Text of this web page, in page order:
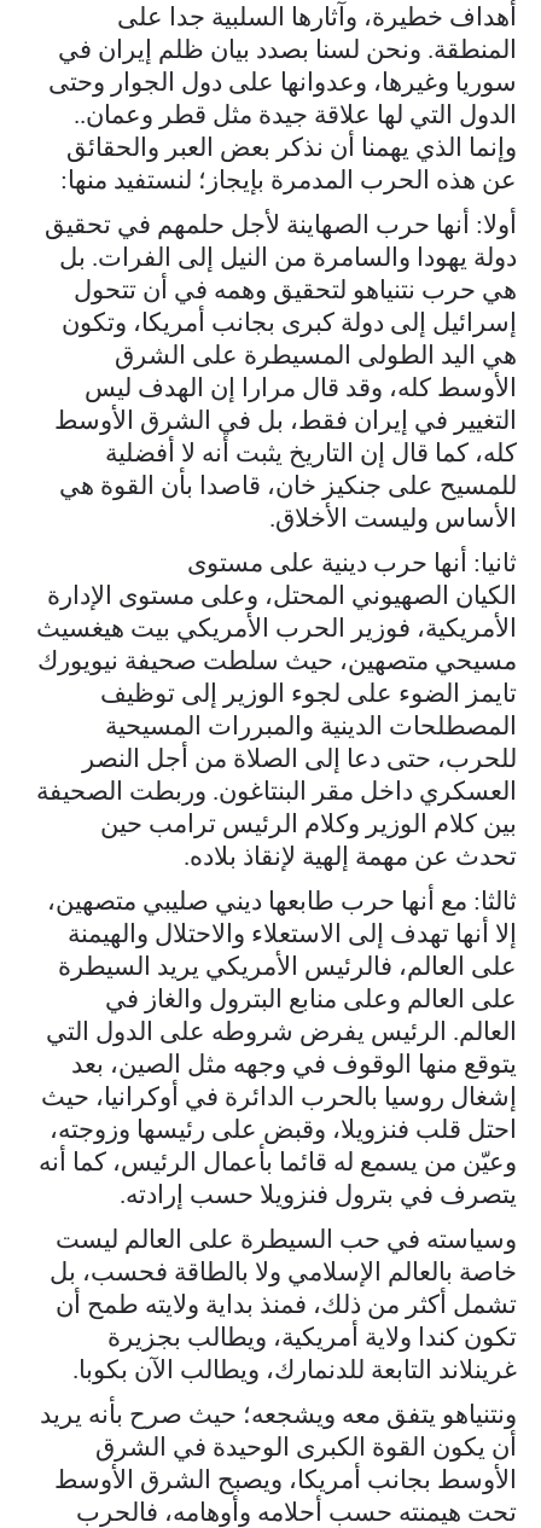
أهداف خطيرة، وآثارها السلبية جدا على
المنطقة. ونحن لسنا بصدد بيان ظلم إيران في
سوريا وغيرها، وعدوانها على دول الجوار وحتى
الدول التي لها علاقة جيدة مثل قطر وعمان..
وإنما الذي يهمنا أن نذكر بعض العبر والحقائق
عن هذه الحرب المدمرة بإيجاز؛ لنستفيد منها:
أولا: أنها حرب الصهاينة لأجل حلمهم في تحقيق
دولة يهودا والسامرة من النيل إلى الفرات. بل
هي حرب نتنياهو لتحقيق وهمه في أن تتحول
إسرائيل إلى دولة كبرى بجانب أمريكا، وتكون
هي اليد الطولى المسيطرة على الشرق
الأوسط كله، وقد قال مرارا إن الهدف ليس
التغيير في إيران فقط، بل في الشرق الأوسط
كله، كما قال إن التاريخ يثبت أنه لا أفضلية
للمسيح على جنكيز خان، قاصدا بأن القوة هي
الأساس وليست الأخلاق.
ثانيا: أنها حرب دينية على مستوى
الكيان الصهيوني المحتل، وعلى مستوى الإدارة
الأمريكية، فوزير الحرب الأمريكي بيت هيغسيث
مسيحي متصهين، حيث سلطت صحيفة نيويورك
تايمز الضوء على لجوء الوزير إلى توظيف
المصطلحات الدينية والمبررات المسيحية
للحرب، حتى دعا إلى الصلاة من أجل النصر
العسكري داخل مقر البنتاغون. وربطت الصحيفة
بين كلام الوزير وكلام الرئيس ترامب حين
تحدث عن مهمة إلهية لإنقاذ بلاده.
ثالثا: مع أنها حرب طابعها ديني صليبي متصهين،
إلا أنها تهدف إلى الاستعلاء والاحتلال والهيمنة
على العالم، فالرئيس الأمريكي يريد السيطرة
على العالم وعلى منابع البترول والغاز في
العالم. الرئيس يفرض شروطه على الدول التي
يتوقع منها الوقوف في وجهه مثل الصين، بعد
إشغال روسيا بالحرب الدائرة في أوكرانيا، حيث
احتل قلب فنزويلا، وقبض على رئيسها وزوجته،
وعيّن من يسمع له قائما بأعمال الرئيس، كما أنه
يتصرف في بترول فنزويلا حسب إرادته.
وسياسته في حب السيطرة على العالم ليست
خاصة بالعالم الإسلامي ولا بالطاقة فحسب، بل
تشمل أكثر من ذلك، فمنذ بداية ولايته طمح أن
تكون كندا ولاية أمريكية، ويطالب بجزيرة
غرينلاند التابعة للدنمارك، ويطالب الآن بكوبا.
ونتنياهو يتفق معه ويشجعه؛ حيث صرح بأنه يريد
أن يكون القوة الكبرى الوحيدة في الشرق
الأوسط بجانب أمريكا، ويصبح الشرق الأوسط
تحت هيمنته حسب أحلامه وأوهامه، فالحرب